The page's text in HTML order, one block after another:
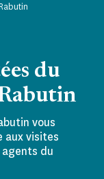
du
vous
aux visites
du